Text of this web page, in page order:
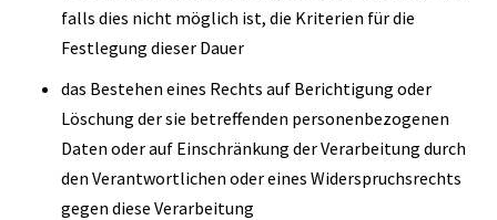
falls dies nicht möglich ist, die Kriterien für die
Festlegung dieser Dauer
das Bestehen eines Rechts auf Berichtigung oder
Löschung der sie betreffenden personenbezogenen
Daten oder auf Einschränkung der Verarbeitung durch
den Verantwortlichen oder eines Widerspruchsrechts
gegen diese Verarbeitung